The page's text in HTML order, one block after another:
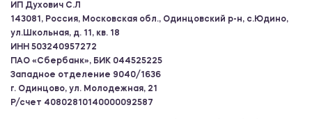
ИП Духович С.Л
143081, Россия, Московская обл., Одинцовский р-н, с.Юдино,
ул.Школьная, д. 11, кв. 18
ИНН 503240957272
ПАО «Сбербанк», БИК 044525225
Западное отделение 9040/1636
г. Одинцово, ул. Молодежная, 21
Р/счет 40802810140000092587